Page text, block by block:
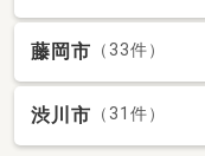
藤岡市 （33件）
渋川市 （31件）